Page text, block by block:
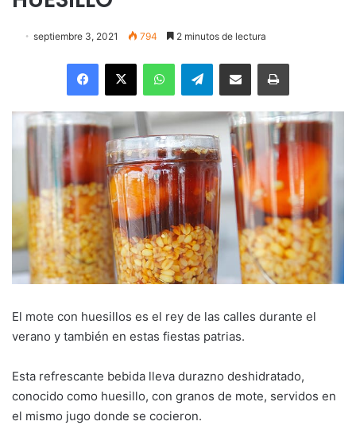
septiembre 3, 2021 794 2 minutos de lectura
Facebook
X WhatsAppTelegramEnviar vía email Imprimir
El mote con huesillos es el rey de las calles durante el
verano y también en estas fiestas patrias.
Esta refrescante bebida lleva durazno deshidratado,
conocido como huesillo, con granos de mote, servidos en
el mismo jugo donde se cocieron.